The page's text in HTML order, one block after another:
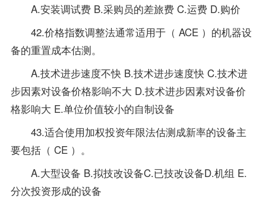
A.安装调试费 B.采购员的差旅费 C.运费 D.购价
42.价格指数调整法通常适用于（ ACE ）的机器设
备的重置成本估测。
A.技术进步速度不快 B.技术进步速度快 C.技术进
步因素对设备价格影响不大 D.技术进步因素对设备价
格影响大 E.单位价值较小的自制设备
43.适合使用加权投资年限法估测成新率的设备主
要包括（ CE ）。
A.大型设备 B.拟技改设备C.已技改设备D.机组 E.
分次投资形成的设备